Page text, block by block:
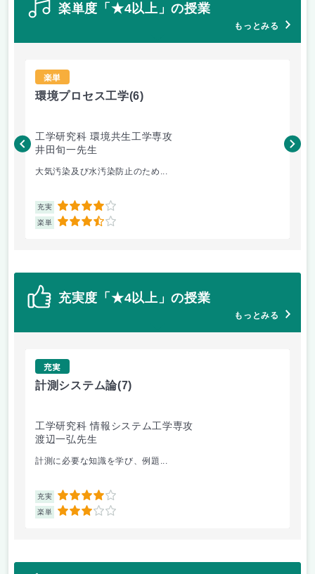
楽単度「★4以上」の授業
もっとみる
楽単
環境プロセス工学(6)
工学研究科 環境共生工学専攻
井田旬一先生
大気汚染及び水汚染防止のため...
充実 4
楽単 3.5
崔
充実度「★4以上」の授業
もっとみる
充実
計測システム論(7)
工学研究科 情報システム工学専攻
渡辺一弘先生
計測に必要な知識を学び、例題...
充実 4
楽単 3